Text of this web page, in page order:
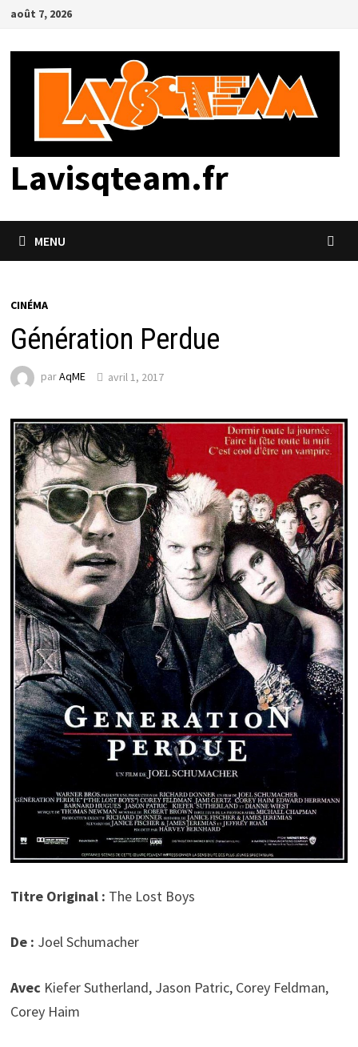
Passer
contenu
août 7, 2026
Lavisqteam.fr
MENU
CINÉMA
Génération Perdue
parAqME avril 1, 2017
Titre Original : The Lost Boys
De : Joel Schumacher
Avec Kiefer Sutherland, Jason Patric, Corey Feldman,
Corey Haim